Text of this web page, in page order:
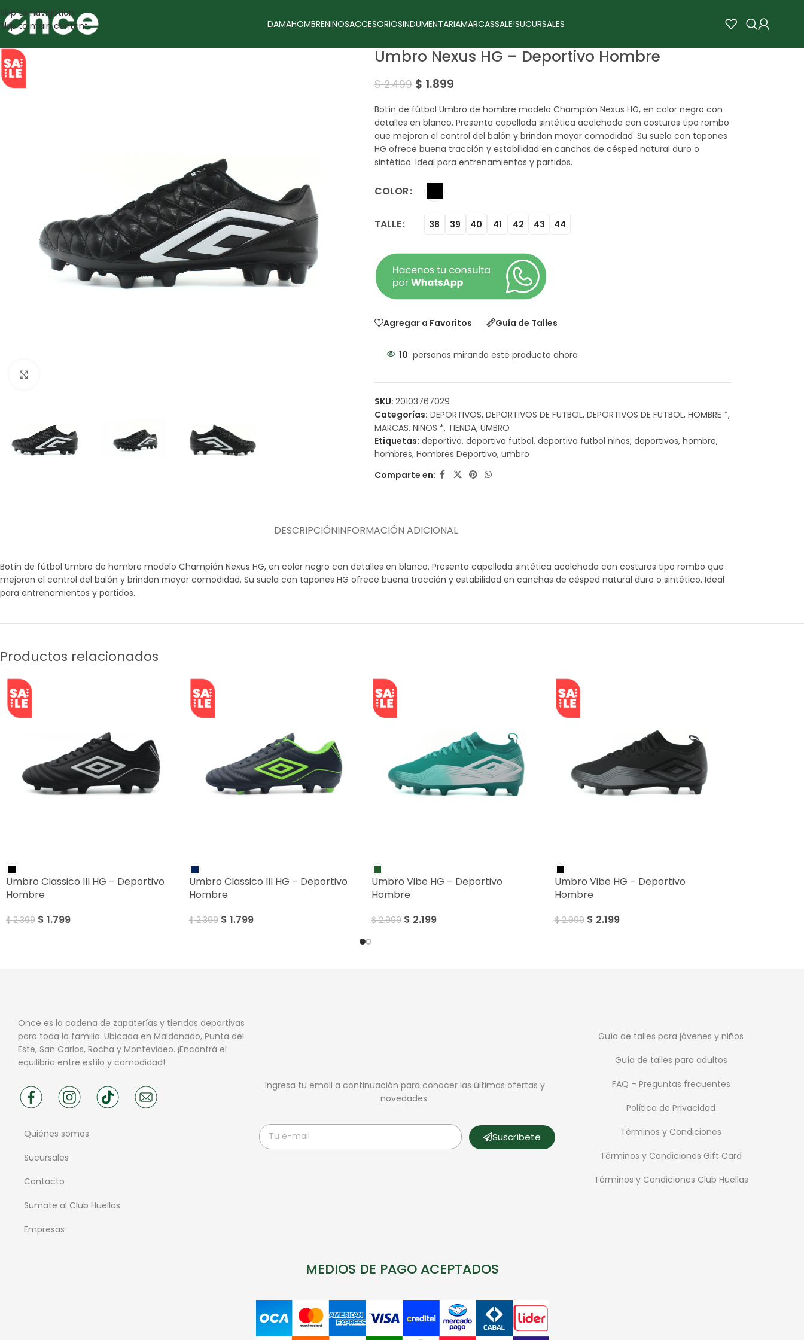
Skip to navigation
Skip to main content
DAMAHOMBRENIÑOSACCESORIOSINDUMENTARIAMARCASSALE!SUCURSALES
SALE Umbro Nexus HG – Deportivo Hombre
$2.499 $ 1.899
Botín de fútbol Umbro de hombre modelo Champión Nexus HG, en color negro con
detalles en blanco. Presenta capellada sintética acolchada con costuras tipo rombo
que mejoran el control del balón y brindan mayor comodidad. Su suela con tapones
HG ofrece buena tracción y estabilidad en canchas de césped natural duro o
sintético. Ideal para entrenamientos y partidos.
COLOR
TALLE 38 39 40 41 42 43 44
Agregar a Favoritos Guía de Talles
10 personas mirando este producto ahora
SKU: 20103767029
Categorías: DEPORTIVOS, DEPORTIVOS DE FUTBOL, DEPORTIVOS DE FUTBOL, HOMBRE *,
MARCAS, NIÑOS *, TIENDA, UMBRO
Etiquetas: deportivo, deportivo futbol, deportivo futbol niños, deportivos, hombre,
hombres, Hombres Deportivo, umbro
Comparte en:
DESCRIPCIÓNINFORMACIÓN ADICIONAL
Botín de fútbol Umbro de hombre modelo Champión Nexus HG, en color negro con detalles en blanco. Presenta capellada sintética acolchada con costuras tipo rombo que
mejoran el control del balón y brindan mayor comodidad. Su suela con tapones HG ofrece buena tracción y estabilidad en canchas de césped natural duro o sintético. Ideal
para entrenamientos y partidos.
Productos relacionados
Umbro Classico III HG – Deportivo
Hombre
$2.399 $ 1.799
Umbro Classico III HG – Deportivo
Hombre
$2.399 $ 1.799
Umbro Vibe HG – Deportivo
Hombre
$2.999 $ 2.199
Umbro Vibe HG – Deportivo
Hombre
$2.999 $ 2.199
Once es la cadena de zapaterías y tiendas deportivas
para toda la familia. Ubicada en Maldonado, Punta del
Este, San Carlos, Rocha y Montevideo. ¡Encontrá el
equilibrio entre estilo y comodidad!
Quiénes somos
Sucursales
Contacto
Sumate al Club Huellas
Empresas
Ingresa tu email a continuación para conocer las últimas ofertas y
novedades.
Suscríbete
Guía de talles para jóvenes y niños
Guía de talles para adultos
FAQ – Preguntas frecuentes
Política de Privacidad
Términos y Condiciones
Términos y Condiciones Gift Card
Términos y Condiciones Club Huellas
MEDIOS DE PAGO ACEPTADOS